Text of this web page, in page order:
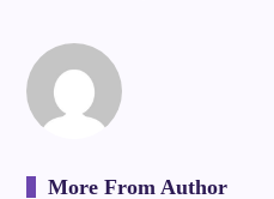
More From Author